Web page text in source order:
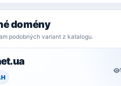
domény
podobných variant z katalogu.